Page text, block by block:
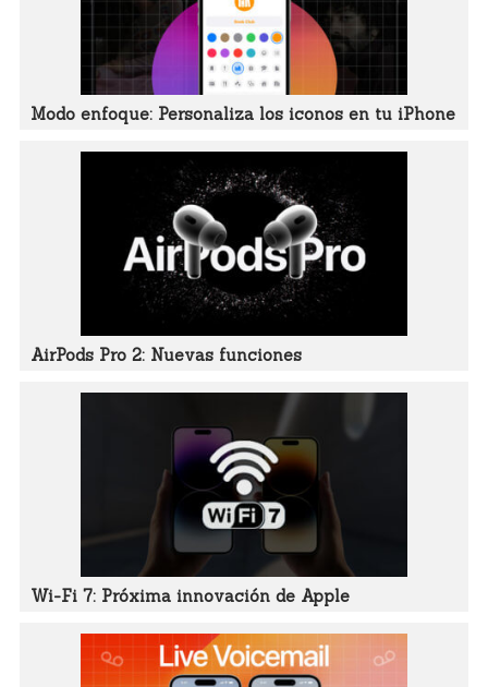
Modo enfoque: Personaliza los iconos en tu iPhone
AirPods Pro 2: Nuevas funciones
Wi-Fi 7: Próxima innovación de Apple